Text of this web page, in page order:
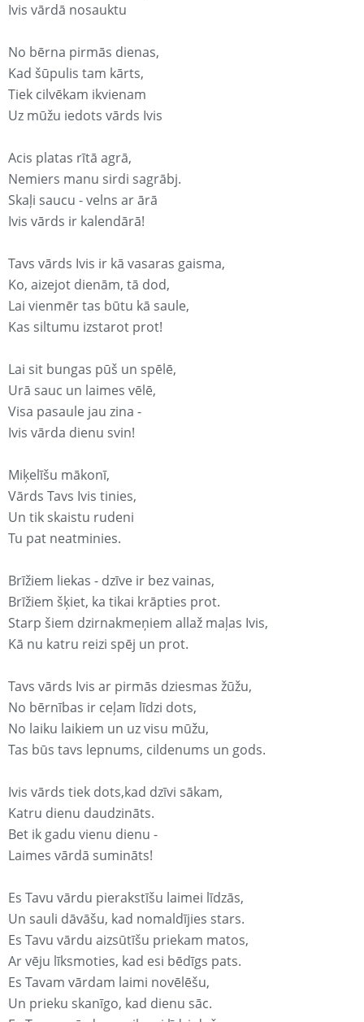
Ivis vārdā nosauktu
No bērna pirmās dienas,
Kad šūpulis tam kārts,
Tiek cilvēkam ikvienam
Uz mūžu iedots vārds Ivis
Acis platas rītā agrā,
Nemiers manu sirdi sagrābj.
Skaļi saucu - velns ar ārā
Ivis vārds ir kalendārā!
Tavs vārds Ivis ir kā vasaras gaisma,
Ko, aizejot dienām, tā dod,
Lai vienmēr tas būtu kā saule,
Kas siltumu izstarot prot!
Lai sit bungas pūš un spēlē,
Urā sauc un laimes vēlē,
Visa pasaule jau zina -
Ivis vārda dienu svin!
Miķelīšu mākonī,
Vārds Tavs Ivis tinies,
Un tik skaistu rudeni
Tu pat neatminies.
Brīžiem liekas - dzīve ir bez vainas,
Brīžiem šķiet, ka tikai krāpties prot.
Starp šiem dzirnakmeņiem allaž maļas Ivis,
Kā nu katru reizi spēj un prot.
Tavs vārds Ivis ar pirmās dziesmas žūžu,
No bērnības ir ceļam līdzi dots,
No laiku laikiem un uz visu mūžu,
Tas būs tavs lepnums, cildenums un gods.
Ivis vārds tiek dots,kad dzīvi sākam,
Katru dienu daudzināts.
Bet ik gadu vienu dienu -
Laimes vārdā sumināts!
Es Tavu vārdu pierakstīšu laimei līdzās,
Un sauli dāvāšu, kad nomaldījies stars.
Es Tavu vārdu aizsūtīšu priekam matos,
Ar vēju līksmoties, kad esi bēdīgs pats.
Es Tavam vārdam laimi novēlēšu,
Un prieku skanīgo, kad dienu sāc.